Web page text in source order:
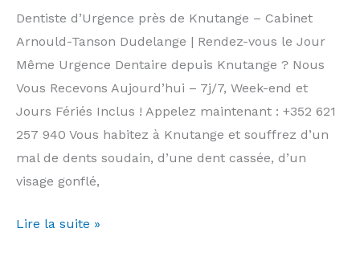
Tanson
Practice
Luxembourg
Dentiste d’Urgence près de Knutange – Cabinet
Arnould-Tanson Dudelange | Rendez-vous le Jour
Même Urgence Dentaire depuis Knutange ? Nous
Vous Recevons Aujourd’hui – 7j/7, Week-end et
Jours Fériés Inclus ! Appelez maintenant : +352 621
257 940 Vous habitez à Knutange et souffrez d’un
mal de dents soudain, d’une dent cassée, d’un
visage gonflé,
Dentiste
Lire la suite »